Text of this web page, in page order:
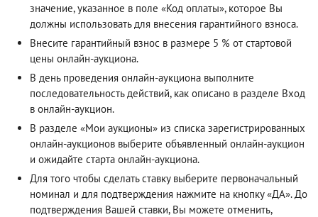
значение, указанное в поле «Код оплаты», которое Вы
должны использовать для внесения гарантийного взноса.
Внесите гарантийный взнос в размере 5 % от стартовой
цены онлайн-аукциона.
В день проведения онлайн-аукциона выполните
последовательность действий, как описано в разделе Вход
в онлайн-аукцион.
В разделе «Мои аукционы» из списка зарегистрированных
онлайн-аукционов выберите объявленный онлайн-аукцион
и ожидайте старта онлайн-аукциона.
Для того чтобы сделать ставку выберите первоначальный
номинал и для подтверждения нажмите на кнопку «ДА». До
подтверждения Вашей ставки, Вы можете отменить,